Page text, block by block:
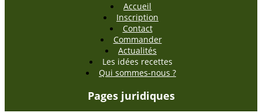
Accueil
Inscription
Contact
Commander
Actualités
Les idées recettes
Qui sommes-nous ?
Pages juridiques